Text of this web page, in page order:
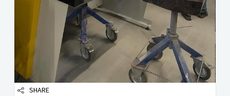
SHARE